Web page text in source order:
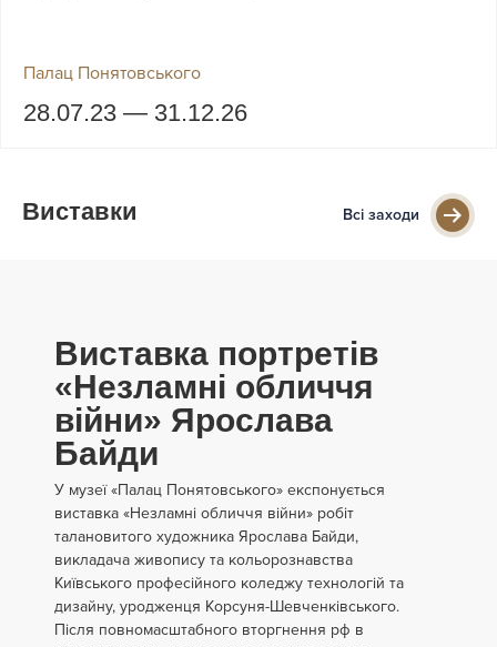
Палац Понятовського
28.07.23 — 31.12.26
Виставки Всі заходи
Виставка портретів
«Незламні обличчя
війни» Ярослава
Байди
У музеї «Палац Понятовського» експонується
виставка «Незламні обличчя війни» робіт
талановитого художника Ярослава Байди,
викладача живопису та кольорознавства
Київського професійного коледжу технологій та
дизайну, уродженця Корсуня-Шевченківського.
Після повномасштабного вторгнення рф в